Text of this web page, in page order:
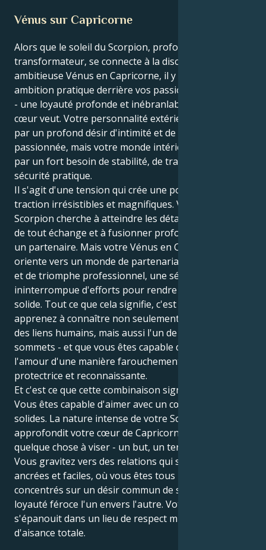
Vénus sur Capricorne
Alors que le soleil du Scorpion, profondément
transformateur, se connecte à la disciplinée et
ambitieuse Vénus en Capricorne, il y a une lourde
ambition pratique derrière vos passions maintenant
- une loyauté profonde et inébranlable à ce que le
cœur veut. Votre personnalité extérieure est motivée
par un profond désir d'intimité et de connexion
passionnée, mais votre monde intérieur est motivé
par un fort besoin de stabilité, de tradition, de
sécurité pratique.
Il s'agit d'une tension qui crée une poussée et une
traction irrésistibles et magnifiques. Votre soleil
Scorpion cherche à atteindre les détails émotionnels
de tout échange et à fusionner profondément avec
un partenaire. Mais votre Vénus en Capricorne vous
oriente vers un monde de partenariat à long terme
et de triomphe professionnel, une série
ininterrompue d'efforts pour rendre votre vie plus
solide. Tout ce que cela signifie, c'est que vous
apprenez à connaître non seulement les bas-fonds
des liens humains, mais aussi l'un de leurs plus hauts
sommets - et que vous êtes capable de montrer de
l'amour d'une manière farouchement inébranlable,
protectrice et reconnaissante.
Et c'est ce que cette combinaison signifie vraiment :
Vous êtes capable d'aimer avec un cœur et une tête
solides. La nature intense de votre Scorpion
approfondit votre cœur de Capricorne et lui donne
quelque chose à viser - un but, un terrain solide.
Vous gravitez vers des relations qui sont bien
ancrées et faciles, où vous êtes tous les deux
concentrés sur un désir commun de succès et une
loyauté féroce l'un envers l'autre. Votre amour
s'épanouit dans un lieu de respect mutuel et
d'aisance totale.